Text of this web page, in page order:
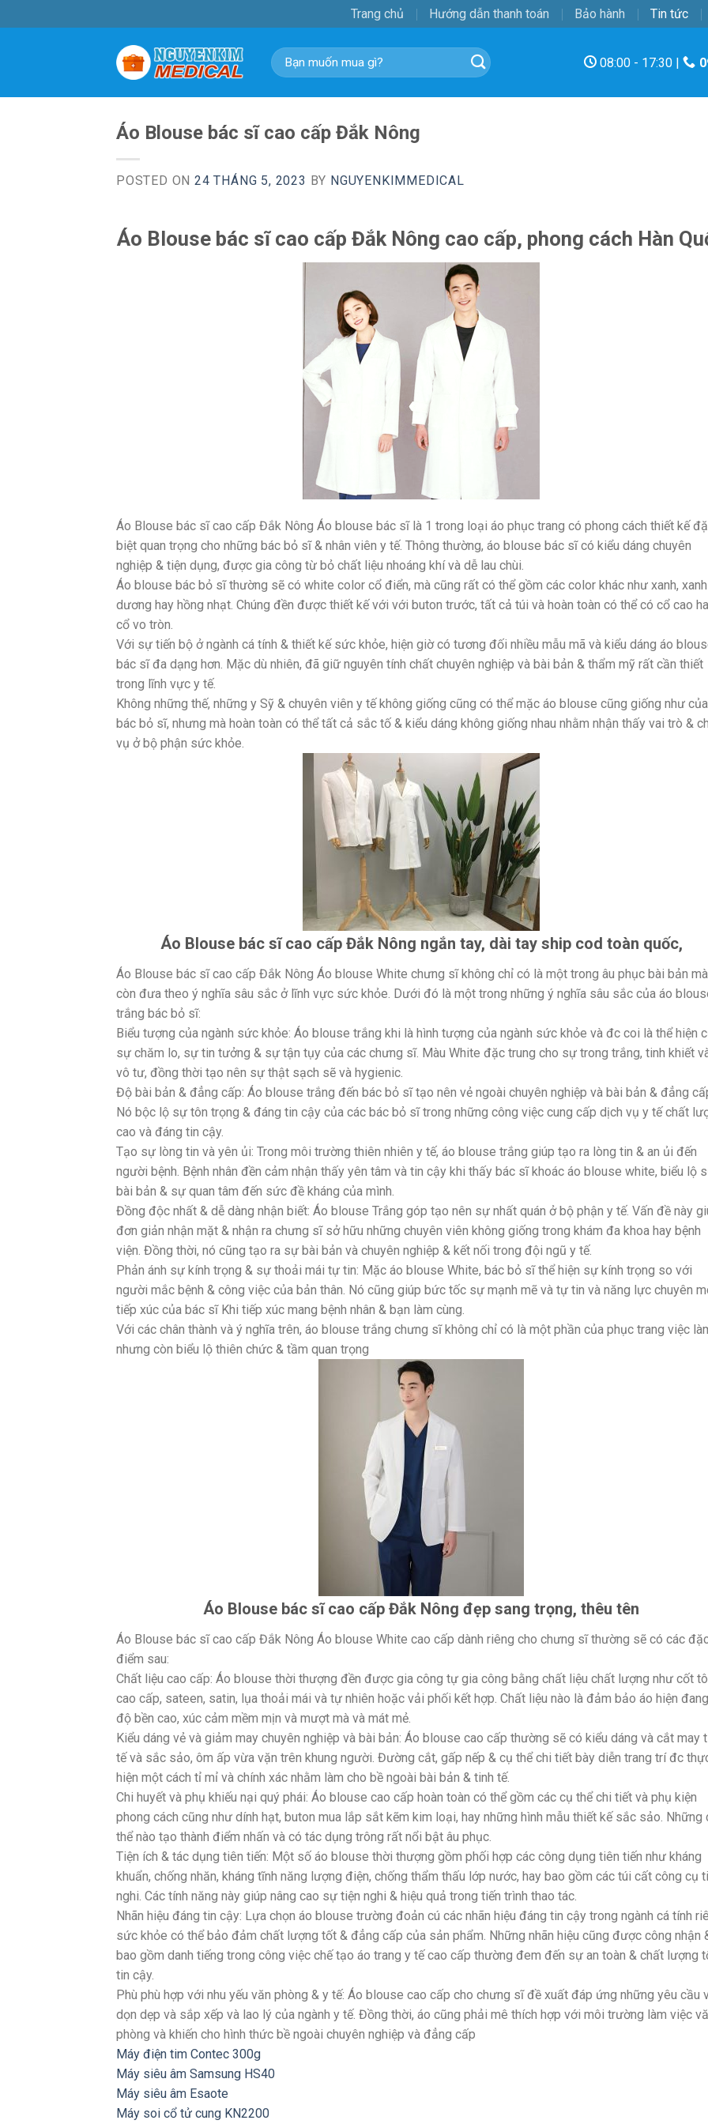
to
Trang chủ Hướng dẫn thanh toán Bảo hành Tin tức
Tìm
kiếm:
08:00 - 17:30 |
Áo Blouse bác sĩ cao cấp Đắk Nông
POSTED ON24 THÁNG 5, 2023 BY NGUYENKIMMEDICAL
Áo Blouse bác sĩ cao cấp Đắk Nông cao cấp, phong cách Hàn
Áo Blouse bác sĩ cao cấp Đắk Nông Áo blouse bác sĩ là 1 trong loại áo phục trang có phong cách thiết kế
biệt quan trọng cho những bác bỏ sĩ & nhân viên y tế. Thông thường, áo blouse bác sĩ có kiểu dáng chuyên
nghiệp & tiện dụng, được gia công từ bỏ chất liệu nhoáng khí và dễ lau chùi.
Áo blouse bác bỏ sĩ thường sẽ có white color cổ điển, mà cũng rất có thể gồm các color khác như xanh, xanh
dương hay hồng nhạt. Chúng đền được thiết kế với với buton trước, tất cả túi và hoàn toàn có thể có cổ cao
cổ vo tròn.
Với sự tiến bộ ở ngành cá tính & thiết kế sức khỏe, hiện giờ có tương đối nhiều mẫu mã và kiểu dáng áo
bác sĩ đa dạng hơn. Mặc dù nhiên, đã giữ nguyên tính chất chuyên nghiệp và bài bản & thẩm mỹ rất cần thiết
trong lĩnh vực y tế.
Không những thế, những y Sỹ & chuyên viên y tế không giống cũng có thể mặc áo blouse cũng giống như của
bác bỏ sĩ, nhưng mà hoàn toàn có thể tất cả sắc tố & kiểu dáng không giống nhau nhằm nhận thấy vai trò &
vụ ở bộ phận sức khỏe.
Áo Blouse bác sĩ cao cấp Đắk Nông ngắn tay, dài tay ship cod toàn quốc,
Áo Blouse bác sĩ cao cấp Đắk Nông Áo blouse White chưng sĩ không chỉ có là một trong âu phục bài bản mà
còn đưa theo ý nghĩa sâu sắc ở lĩnh vực sức khỏe. Dưới đó là một trong những ý nghĩa sâu sắc của áo
trắng bác bỏ sĩ:
Biểu tượng của ngành sức khỏe: Áo blouse trắng khi là hình tượng của ngành sức khỏe và đc coi là thể hiện
sự chăm lo, sự tin tưởng & sự tận tụy của các chưng sĩ. Màu White đặc trung cho sự trong trắng, tinh khiết
vô tư, đồng thời tạo nên sự thật sạch sẽ và hygienic.
Độ bài bản & đẳng cấp: Áo blouse trắng đến bác bỏ sĩ tạo nên vẻ ngoài chuyên nghiệp và bài bản & đẳng
Nó bộc lộ sự tôn trọng & đáng tin cậy của các bác bỏ sĩ trong những công việc cung cấp dịch vụ y tế chất
cao và đáng tin cậy.
Tạo sự lòng tin và yên ủi: Trong môi trường thiên nhiên y tế, áo blouse trắng giúp tạo ra lòng tin & an ủi đến
người bệnh. Bệnh nhân đền cảm nhận thấy yên tâm và tin cậy khi thấy bác sĩ khoác áo blouse white, biểu lộ
bài bản & sự quan tâm đến sức đề kháng của mình.
Đồng độc nhất & dễ dàng nhận biết: Áo blouse Trắng góp tạo nên sự nhất quán ở bộ phận y tế. Vấn đề này
đơn giản nhận mặt & nhận ra chưng sĩ sở hữu những chuyên viên không giống trong khám đa khoa hay bệnh
viện. Đồng thời, nó cũng tạo ra sự bài bản và chuyên nghiệp & kết nối trong đội ngũ y tế.
Phản ánh sự kính trọng & sự thoải mái tự tin: Mặc áo blouse White, bác bỏ sĩ thể hiện sự kính trọng so với
người mắc bệnh & công việc của bản thân. Nó cũng giúp bức tốc sự mạnh mẽ và tự tin và năng lực chuyên
tiếp xúc của bác sĩ Khi tiếp xúc mang bệnh nhân & bạn làm cùng.
Với các chân thành và ý nghĩa trên, áo blouse trắng chưng sĩ không chỉ có là một phần của phục trang việc
nhưng còn biểu lộ thiên chức & tầm quan trọng
Áo Blouse bác sĩ cao cấp Đắk Nông đẹp sang trọng, thêu tên
Áo Blouse bác sĩ cao cấp Đắk Nông Áo blouse White cao cấp dành riêng cho chưng sĩ thường sẽ có các
điểm sau:
Chất liệu cao cấp: Áo blouse thời thượng đền được gia công tự gia công bằng chất liệu chất lượng như cốt
cao cấp, sateen, satin, lụa thoải mái và tự nhiên hoặc vải phối kết hợp. Chất liệu nào là đảm bảo áo hiện
độ bền cao, xúc cảm mềm mịn và mượt mà và mát mẻ.
Kiểu dáng vẻ và giảm may chuyên nghiệp và bài bản: Áo blouse cao cấp thường sẽ có kiểu dáng và cắt may
tế và sắc sảo, ôm ấp vừa vặn trên khung người. Đường cắt, gấp nếp & cụ thể chi tiết bày diễn trang trí đc
hiện một cách tỉ mỉ và chính xác nhằm làm cho bề ngoài bài bản & tinh tế.
Chi huyết và phụ khiếu nại quý phái: Áo blouse cao cấp hoàn toàn có thể gồm các cụ thể chi tiết và phụ kiện
phong cách cũng như dính hạt, buton mua lắp sắt kẽm kim loại, hay những hình mẫu thiết kế sắc sảo. Những
thể nào tạo thành điểm nhấn và có tác dụng trông rất nổi bật âu phục.
Tiện ích & tác dụng tiên tiến: Một số áo blouse thời thượng gồm phối hợp các công dụng tiên tiến như kháng
khuẩn, chống nhăn, kháng tĩnh năng lượng điện, chống thẩm thấu lớp nước, hay bao gồm các túi cất công cụ
nghi. Các tính năng này giúp nâng cao sự tiện nghi & hiệu quả trong tiến trình thao tác.
Nhãn hiệu đáng tin cậy: Lựa chọn áo blouse trường đoản cú các nhãn hiệu đáng tin cậy trong ngành cá tính
sức khỏe có thể bảo đảm chất lượng tốt & đẳng cấp của sản phẩm. Những nhãn hiệu cũng được công nhận
bao gồm danh tiếng trong công việc chế tạo áo trang y tế cao cấp thường đem đến sự an toàn & chất lượng
tin cậy.
Phù phù hợp với nhu yếu văn phòng & y tế: Áo blouse cao cấp cho chưng sĩ đề xuất đáp ứng những yêu cầu
dọn dẹp và sắp xếp và lao lý của ngành y tế. Đồng thời, áo cũng phải mê thích hợp với môi trường làm việc
phòng và khiến cho hình thức bề ngoài chuyên nghiệp và đẳng cấp
Máy điện tim Contec 300g
Máy siêu âm Samsung HS40
Máy siêu âm Esaote
Máy soi cổ tử cung KN2200